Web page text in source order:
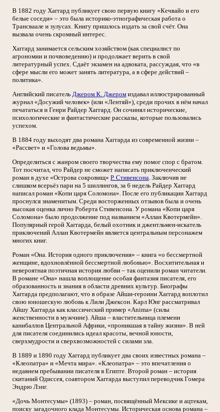
В 1882 году Хаггард публикует свою первую книгу «Кечвайо и его
белые соседи» – это была историко-этнографическая работа о
Трансваале и зулусах. Книгу пришлось издать за свой счёт. Она
вызвала очень скромный интерес.
Хаггард занимается сельским хозяйством (как специалист по
агрономии и почвоведению) и продолжает верить в свой
литературный успех. Сдаёт экзамен на адвоката, рассуждая, что «в
сфере мысли его может занять литература, а в сфере действий –
политика».
Английский писатель Джером К. Джером издавал иллюстрированный
журнал «Досужий человек» (или «Лентяй»), среди прочих в нём начал
печататься и Генри Райдер Хаггард. Он сочинял исторические,
психологические и фантастические рассказы, которые пользовались
успехом.
В 1884 году выходят два романа Хаггарда из современной жизни –
«Рассвет» и «Голова ведьмы».
Определиться с жанром своего творчества ему помог спор с братом.
Тот посчитал, что Райдер не сможет написать приключенческий
роман в духе «Острова сокровищ» Р. Стивенсона. Заключив не
слишком всерьёз пари на 5 шиллингов, за 6 недель Райдер Хаггард
написал роман «Копи царя Соломона». После его публикации Хаггард
проснулся знаменитым. Среди восторженных отзывов была и очень
высокая оценка лично Роберта Стивенсона. У романа «Копи царя
Соломона» было продолжение под названием «Аллан Квотермейн».
Популярный герой Хаггарда, белый охотник и джентльмен-искатель
приключений Аллан Квотермейн является центральным персонажем
многих книг.
Роман «Она. История одного приключения» – книга «о бессмертной
женщине, вдохновлённой бессмертной любовью». Восхитительная и
невероятная поэтичная история любви – так оценили роман читатели.
В романе «Она» нашла воплощение особая фантазия писателя, его
образованность и знания в области древних культур. Биографы
Хаггарда предполагают, что в образе Айши-героини Хаггард воплотил
свою юношескую любовь к Лили Джексон. Карл Юнг рассматривал
Айшу Хаггарда как классический пример «Anima» (силы
женственности в мужчине). Айша – властительница племени
канибаллов Центральной Африки, «проникшая в тайну жизни». В ней
для писателя соединились идеал красоты, вечной юности,
сверхмудрости и сверхвозможностей с силами зла.
В 1889 и 1890 году Хаггард публикует два своих известных романа –
«Клеопатра» и «Мечта мира». «Клеопатра» – это впечатления о
недавнем пребывании писателя в Египте. Второй роман – история
скитаний Одиссея, соавтором Хаггарда выступил переводчик Гомера
Эндрю Лэнг.
«Дочь Монтесумы» (1893) – роман, посвящённый Мексике и ацтекам,
поиску загадочного клада Монтесумы. Историческая основа романа –